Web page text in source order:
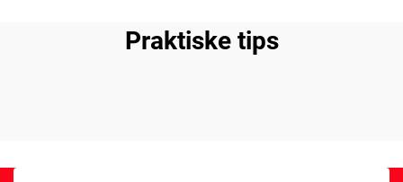
Praktiske tips